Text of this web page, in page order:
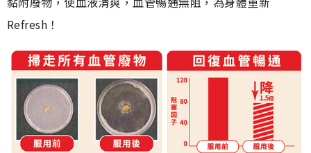
Refresh！